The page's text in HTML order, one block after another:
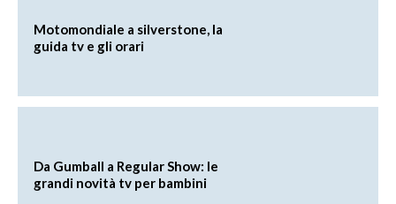
Motomondiale a silverstone, la
guida tv e gli orari
Da Gumball a Regular Show: le
grandi novità tv per bambini